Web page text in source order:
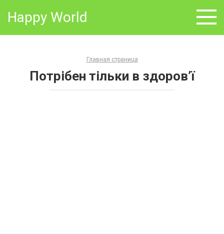
Happy World
Главная страница
Потрібен тільки в здоров’ї